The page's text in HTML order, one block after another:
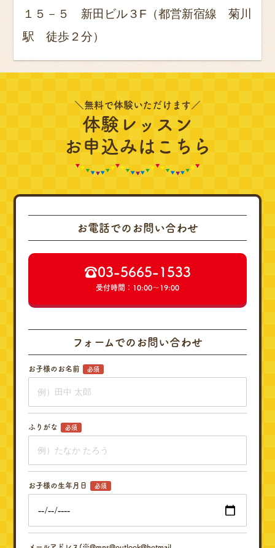
１５－５ 新田ビル３F（都営新宿線 菊川
駅 徒歩２分）
＼無料で体験いただけます／
体験レッスン
お申込みはこちら
お電話でのお問い合わせ
☎︎03-5665-1533
受付時間：10:00～19:00
フォームでのお問い合わせ
お子様のお名前 必須
ふりがな 必須
お子様の生年月日 必須